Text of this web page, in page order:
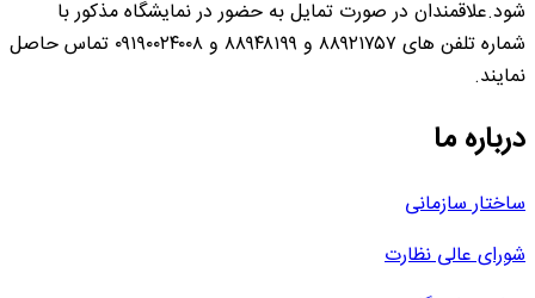
شود.علاقمندان در صورت تمایل به حضور در نمایشگاه مذکور با
شماره تلفن های ۸۸۹۲۱۷۵۷ و ۸۸۹۴۸۱۹۹ و ۰۹۱۹۰۰۲۴۰۰۸ تماس حاصل
نمایند.
درباره ما
ساختار سازمانی
شورای عالی نظارت